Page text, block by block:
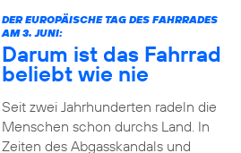
DER EUROPÄISCHE TAG DES FAHRRADES
AM 3. JUNI:
Darum ist das Fahrrad
beliebt wie nie
Seit zwei Jahrhunderten radeln die
Menschen schon durchs Land. In
Zeiten des Abgasskandals und